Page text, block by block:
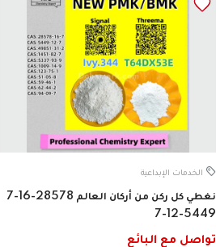
الخدمات الإبداعية
نغطي كل ركن من أركان العالم 28578-16-7
5449-12-7
تواصل مع البائع